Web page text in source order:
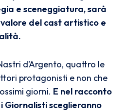
e sceneggiatura, sarà
del cast artistico e
d’Argento, quattro le
protagonisti e non che
giorni. E nel racconto
Giornalisti sceglieranno